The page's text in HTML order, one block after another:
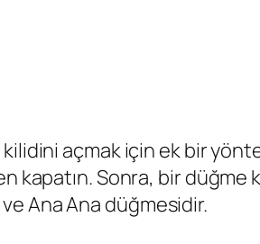
açmak için ek bir
kapatın. Sonra, bir düğme
Ana Ana düğmesidir.